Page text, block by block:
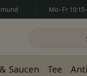
Mo–Fr
Saucen Tee